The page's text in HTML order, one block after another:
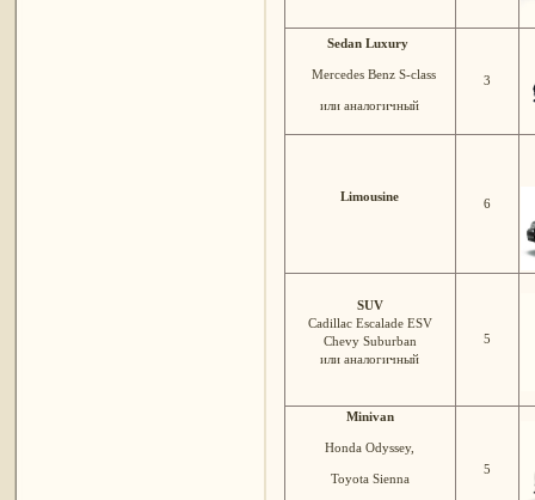
Sedan Luxury
Mercedes Benz S-class
или аналогичный
3
Limousine 6
SUV
Cadillac Escalade ESV
Chevy Suburban
или аналогичный
5
Minivan
Honda Odyssey,
Toyota Sienna
5